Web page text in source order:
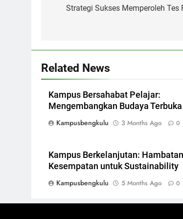
navigation
Strategi Sukses Memperoleh Tes
Related News
Kampus Bersahabat Pelajar:
Mengembangkan Budaya
Kampusbengkulu
3 Months Ago 0
Kampus Berkelanjutan:
Kesempatan untuk Sustainability
Kampusbengkulu
5 Months Ago 0